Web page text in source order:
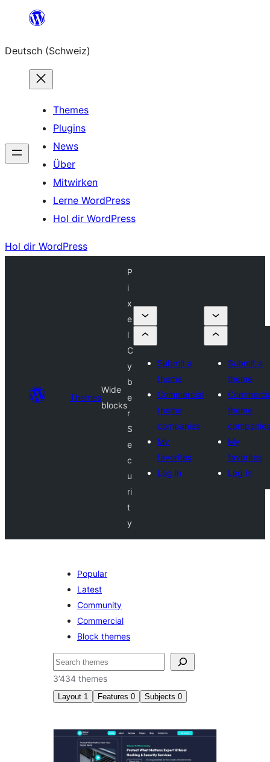
springen
Deutsch (Schweiz)
Themes
Plugins
News
Über
Mitwirken
Lerne WordPress
Hol dir WordPress
Hol dir WordPress
Themes
Wide
blocks
P
i
x
e
l
C
y
b
e
r
S
e
c
u
ri
t
y
Submit a
theme
Commercial
theme
companies
My
favorites
Log in
Submit a
theme
theme
companies
My
favorites
Log in
Popular
Latest
Community
Commercial
Block themes
Suchen
3’434 themes
Layout 1 Features 0 Subjects 0
Wide
blocks